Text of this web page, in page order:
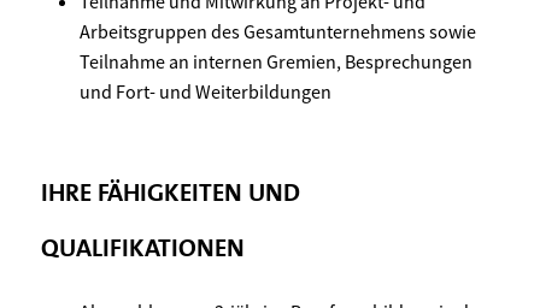
Arbeitsgruppen des Gesamtunternehmens sowie
Teilnahme an internen Gremien, Besprechungen
und Fort- und Weiterbildungen
IHRE FÄHIGKEITEN UND
QUALIFIKATIONEN